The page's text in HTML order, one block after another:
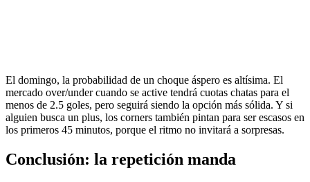
El domingo, la probabilidad de un choque áspero es altísima. El
mercado over/under cuando se active tendrá cuotas chatas para el
menos de 2.5 goles, pero seguirá siendo la opción más sólida. Y si
alguien busca un plus, los corners también pintan para ser escasos en
los primeros 45 minutos, porque el ritmo no invitará a sorpresas.
Conclusión: la repetición manda